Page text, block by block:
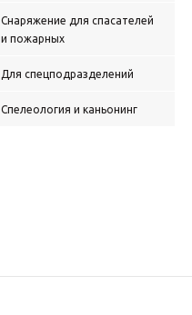
Архив
Снаряжение для спасателей
и пожарных
Для спецподразделений
Спелеология и каньонинг